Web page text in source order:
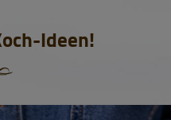
Ideen!